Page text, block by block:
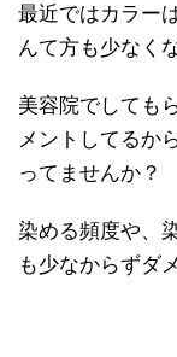
最近ではカラー
んて方も少なく
美容院でしても
メントしてるか
ってませんか？
染める頻度や、
も少なからずダ